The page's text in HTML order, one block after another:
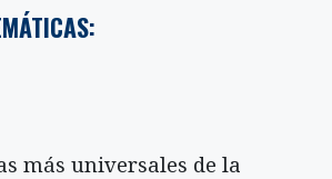
más universales de la